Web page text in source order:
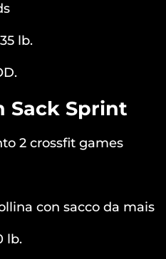
lb.
Sack Sprint
con sacco da mais
lb.